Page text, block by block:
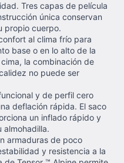
Tres capas de película
única conservan
propio cuerpo.
al clima frío para
base o en lo alto de la
la combinación de
no puede ser
y de perfil cero
deflación rápida. El saco
un inflado rápido y
almohadilla.
armaduras de poco
y resistencia a la